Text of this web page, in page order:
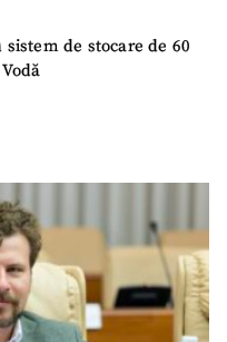
de stocare de 60